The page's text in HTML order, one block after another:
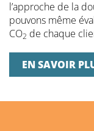
l’approche de la
pouvons même
CO2 de chaque
EN SAVOIR